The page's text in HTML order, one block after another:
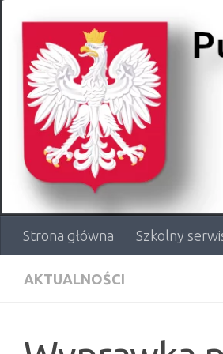
Przejdź do treści
Strona główna Szkolny
AKTUALNOŚCI